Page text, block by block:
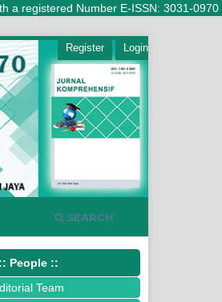
Number E-ISSN: 3031-0970
SEARCH
Register Login
:: People ::
Team